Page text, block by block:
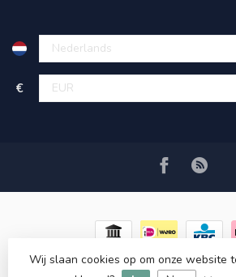
€
© Copyright 2026 RC COSMETICS-
Wij slaan cookies op om onze website